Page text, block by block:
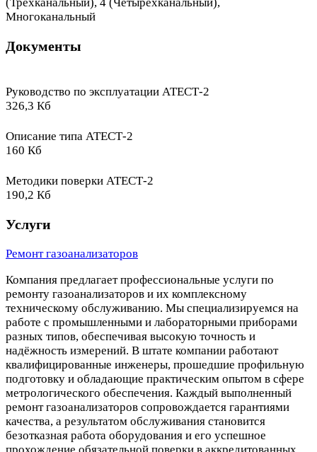
Многоканальный
Документы
Руководство по эксплуатации АТЕСТ-2
326,3 Кб
Описание типа АТЕСТ-2
160 Кб
Методики поверки АТЕСТ-2
190,2 Кб
Услуги
Ремонт газоанализаторов
Компания предлагает профессиональные услуги по
ремонту газоанализаторов и их комплексному
техническому обслуживанию. Мы специализируемся на
работе с промышленными и лабораторными приборами
разных типов, обеспечивая высокую точность и
надёжность измерений. В штате компании работают
квалифицированные инженеры, прошедшие профильную
подготовку и обладающие практическим опытом в сфере
метрологического обеспечения. Каждый выполненный
ремонт газоанализаторов сопровождается гарантиями
качества, а результатом обслуживания становится
безотказная работа оборудования и его успешное